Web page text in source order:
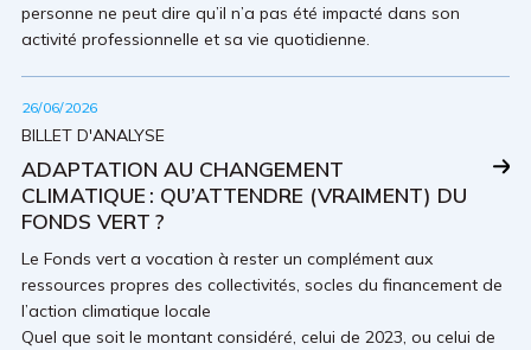
personne ne peut dire qu’il n’a pas été impacté dans son
activité professionnelle et sa vie quotidienne.
26/06/2026
BILLET D'ANALYSE
ADAPTATION AU CHANGEMENT
CLIMATIQUE : QU’ATTENDRE (VRAIMENT) DU
FONDS VERT ?
Le Fonds vert a vocation à rester un complément aux
ressources propres des collectivités, socles du financement de
l’action climatique locale
Quel que soit le montant considéré, celui de 2023, ou celui de